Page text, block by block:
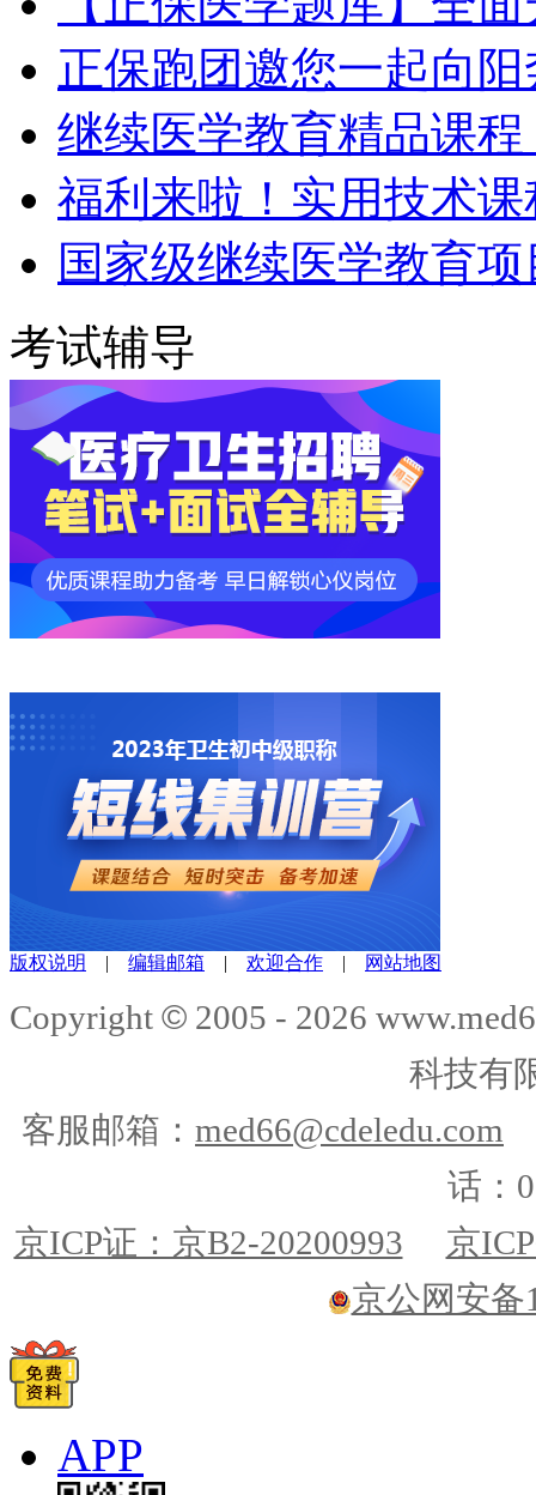
正保跑团邀您一起向
继续医学教育精品课
福利来啦！实用技术
国家级继续医学教育
考试辅导
版权说明 | 编辑邮箱 | 欢迎合作 | 网站地图
Copyright © 2005 - 2026
科技有
客服邮箱： med66@cdeledu.com
话：
京ICP证：京B2-20200993
京
京公网安备
APP